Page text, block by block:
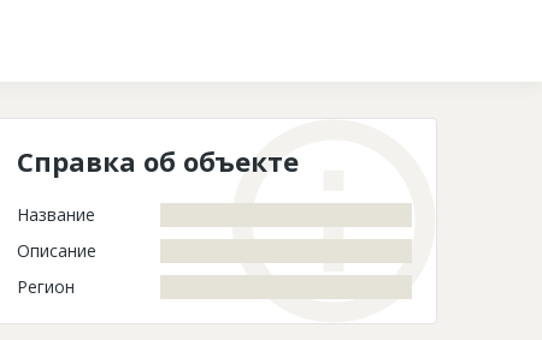
Справка об объекте
Название
Описание
Регион